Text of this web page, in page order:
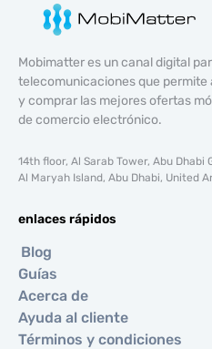
Mobimatter es un canal digital
telecomunicaciones que
y comprar las mejores ofertas
de comercio electrónico.
14th floor, Al Sarab Tower, Abu Dhabi
Al Maryah Island, Abu Dhabi, United
enlaces rápidos
Blog
Guías
Acerca de
Ayuda al cliente
Términos y condiciones